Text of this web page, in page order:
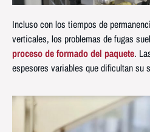
Incluso con los tiempos de
verticales, los problemas de fugas
proceso de formado del paquete.
espesores variables que dificultan su